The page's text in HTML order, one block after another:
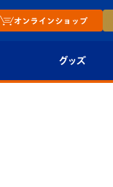
オンラインショップ
グッズ